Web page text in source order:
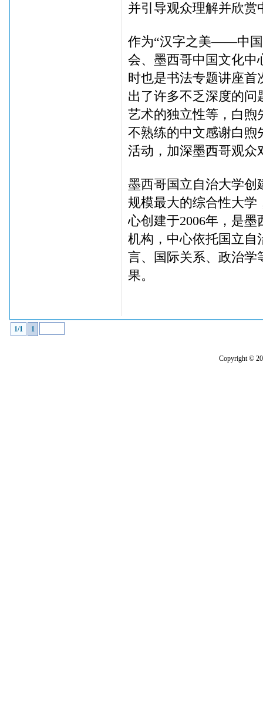
并引导观众理解并欣赏
作为“汉字之美——中国
会、墨西哥中国文化中
时也是书法专题讲座
出了许多不乏深度的
艺术的独立性等，白煦
不熟练的中文感谢白煦
活动，加深墨西哥观众
墨西哥国立自治大学创
规模最大的综合性大学
心创建于2006年，是
机构，中心依托国立自
言、国际关系、政治学
果。
1/1 1
Copyright ©